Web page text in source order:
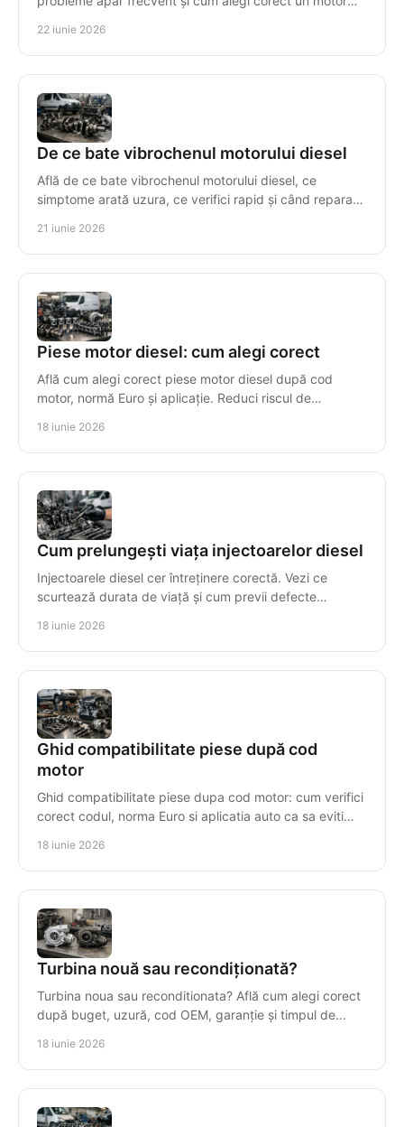
22 iunie 2026
De ce bate vibrochenul motorului diesel
Află de ce bate vibrochenul motorului diesel, ce
simptome arată uzura, ce verifici rapid și când reparația
21 iunie 2026
Piese motor diesel: cum alegi corect
Află cum alegi corect piese motor diesel după cod
motor, normă Euro și aplicație. Reduci riscul de
18 iunie 2026
Cum prelungești viața injectoarelor diesel
Injectoarele diesel cer întreținere corectă. Vezi ce
scurtează durata de viață și cum previi defecte
18 iunie 2026
Ghid compatibilitate piese după cod
motor
Ghid compatibilitate piese dupa cod motor: cum verifici
corect codul, norma Euro si aplicatia auto ca sa eviti
18 iunie 2026
Turbina nouă sau recondiționată?
Turbina noua sau reconditionata? Află cum alegi corect
după buget, uzură, cod OEM, garanție și timpul de
18 iunie 2026